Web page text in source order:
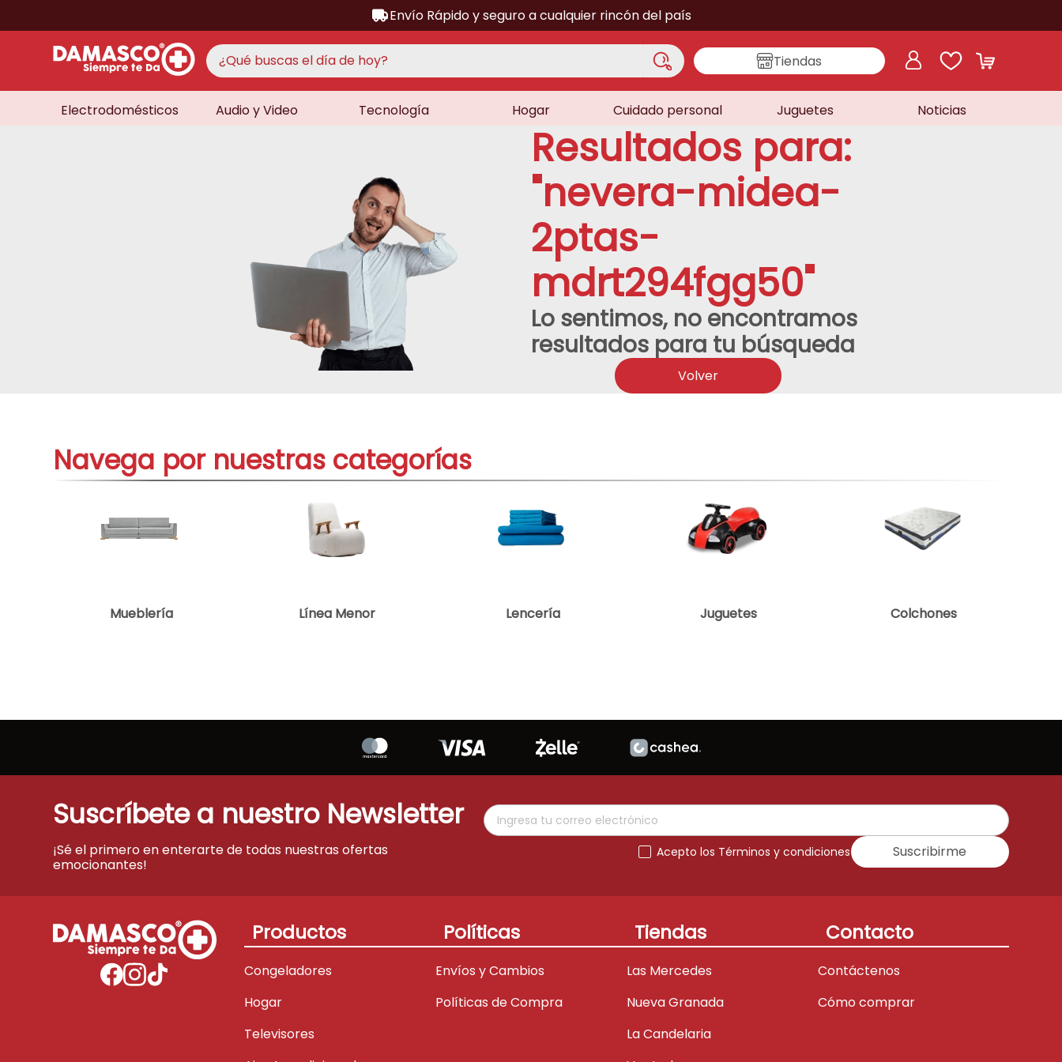
Envío Rápido y seguro a cualquier rincón del país
¿Qué buscas el día de hoy?
Tiendas
Electrodomésticos Audio y Video Tecnología Hogar Cuidado personal Juguetes Noticias
Resultados para:
"nevera-midea-
2ptas-
mdrt294fgg50"
Lo sentimos, no encontramos
resultados para tu búsqueda
Volver
Navega por nuestras categorías
Mueblería Línea Menor Lencería Juguetes Colchones
Suscríbete a nuestro Newsletter
¡Sé el primero en enterarte de todas nuestras ofertas
emocionantes!
Acepto los Términos y condiciones Suscribirme
Productos
Congeladores
Hogar
Televisores
Políticas
Envíos y Cambios
Políticas de Compra
Tiendas
Las Mercedes
Nueva Granada
La Candelaria
Contacto
Contáctenos
Cómo comprar
TÉRMINOS MÁS BUSCADOS
lavadora
ventilador
licuadora
televisor
8. neveras
aire-acondicionado